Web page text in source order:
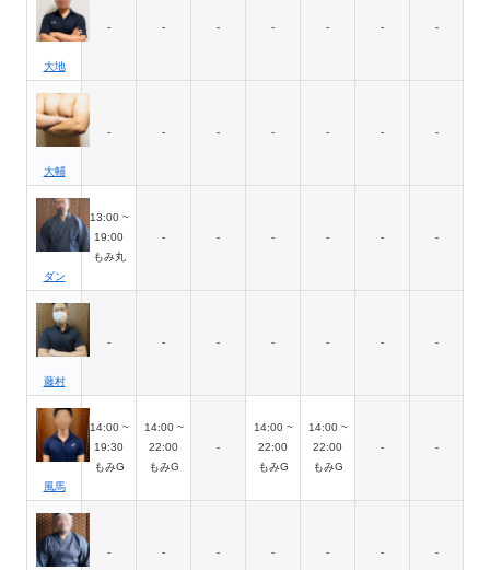
大地
- - - - - - -
大輔
- - - - - - -
ダン
13:00 ~
19:00
もみ丸
- - - - - -
藤村
- - - - - - -
風馬
14:00 ~
19:30
もみG
14:00 ~
22:00
もみG
-
14:00 ~
22:00
もみG
14:00 ~
22:00
もみG
- -
- - - - - - -